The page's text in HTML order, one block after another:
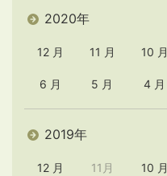
2020年
12 月 11 月 10 月
6 月 5 月 4 月
2019年
12 月 11月 10 月